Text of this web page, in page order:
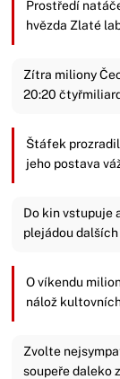
Prostředí
hvězda Zlaté
Zítra miliony
20:20
Štáfek prozradil
jeho postava
Do kin vstupuje
plejádou dalších
O víkendu
nálož
Zvolte
soupeře daleko